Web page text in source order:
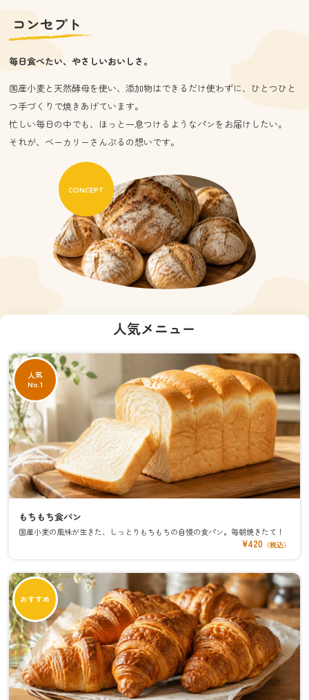
コンセプト
毎日食べたい、やさしいおいしさ。
国産小麦と天然酵母を使い、添加物はできるだけ使わずに、ひとつひと
つ手づくりで焼きあげています。
忙しい毎日の中でも、ほっと一息つけるようなパンをお届けしたい。
それが、ベーカリーさんぷるの想いです。
CONCEPT
人気メニュー
もちもち食パン
国産小麦の風味が生きた、しっとりもちもちの自慢の食パン。毎朝焼きたて！
¥420 （税込）
人気
No.1
おすすめ